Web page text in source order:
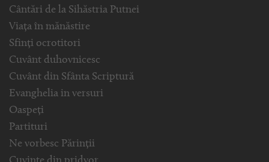
Cântări de la Sihăstria Putnei
Viața în mănăstire
Sfinți ocrotitori
Cuvânt duhovnicesc
Cuvânt din Sfânta Scriptură
Evanghelia in versuri
Oaspeți
Partituri
Ne vorbesc Părinții